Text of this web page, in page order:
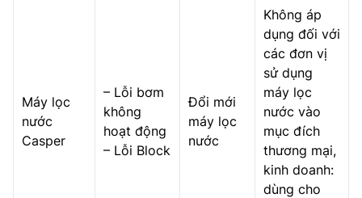
Máy lọc
nước
Casper
– Lỗi bơm
không
hoạt động
– Lỗi Block
Đổi mới
máy lọc
nước
Không áp
dụng đối với
các đơn vị
sử dụng
máy lọc
nước vào
mục đích
thương mại,
kinh doanh:
dùng cho